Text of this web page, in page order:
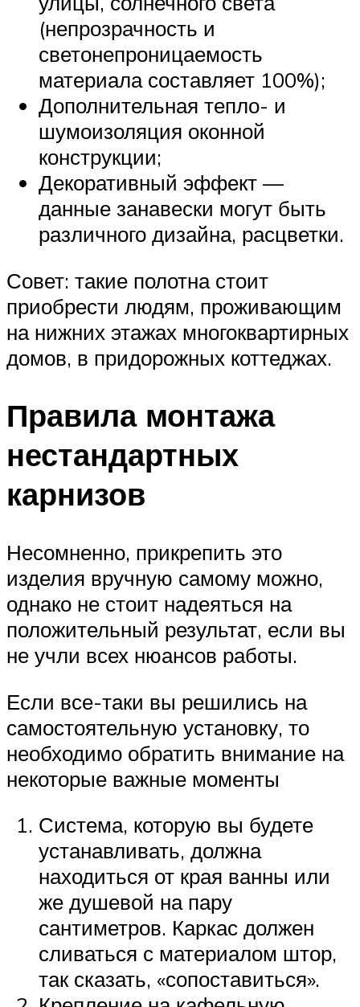
(непрозрачность и
светонепроницаемость
материала составляет 100%);
Дополнительная тепло- и
шумоизоляция оконной
конструкции;
Декоративный эффект —
данные занавески могут быть
различного дизайна, расцветки.
Совет: такие полотна стоит
приобрести людям, проживающим
на нижних этажах многоквартирных
домов, в придорожных коттеджах.
Правила монтажа
нестандартных
карнизов
Несомненно, прикрепить это
изделия вручную самому можно,
однако не стоит надеяться на
положительный результат, если вы
не учли всех нюансов работы.
Если все-таки вы решились на
самостоятельную установку, то
необходимо обратить внимание на
некоторые важные моменты
Система, которую вы будете
устанавливать, должна
находиться от края ванны или
же душевой на пару
сантиметров. Каркас должен
сливаться с материалом штор,
так сказать, «сопоставиться».